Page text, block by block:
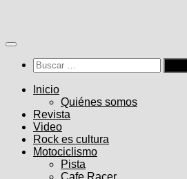
contenido
Buscar:
Inicio
Quiénes somos
Revista
Video
Rock es cultura
Motociclismo
Pista
Cafe Racer